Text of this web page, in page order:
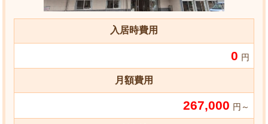
入居時費用
0 円
月額費用
267,000 円～